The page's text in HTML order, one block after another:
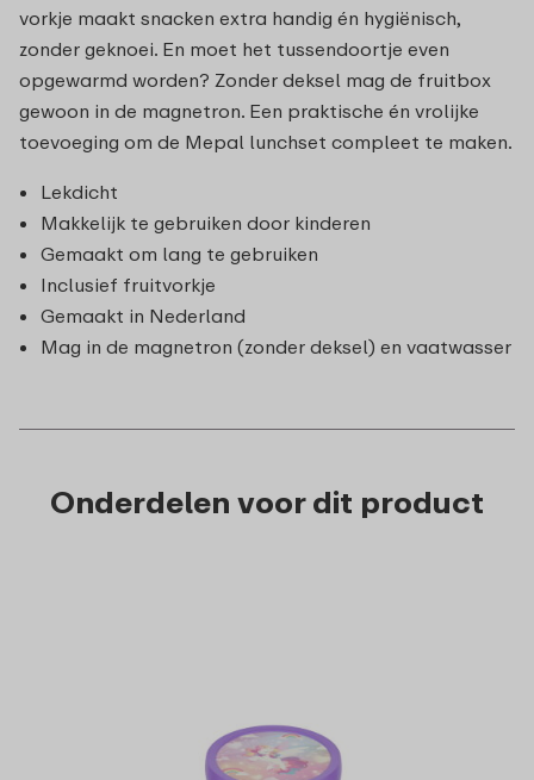
vorkje maakt snacken extra handig én hygiënisch,
zonder geknoei. En moet het tussendoortje even
opgewarmd worden? Zonder deksel mag de fruitbox
gewoon in de magnetron. Een praktische én vrolijke
toevoeging om de Mepal lunchset compleet te maken.
Lekdicht
Makkelijk te gebruiken door kinderen
Gemaakt om lang te gebruiken
Inclusief fruitvorkje
Gemaakt in Nederland
Mag in de magnetron (zonder deksel) en vaatwasser
Onderdelen voor dit product